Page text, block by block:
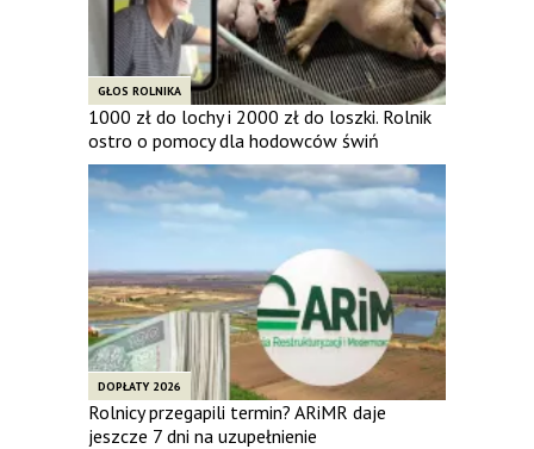
GŁOS ROLNIKA
1000 zł do lochy i 2000 zł do loszki. Rolnik
ostro o pomocy dla hodowców świń
DOPŁATY 2026
Rolnicy przegapili termin? ARiMR daje
jeszcze 7 dni na uzupełnienie